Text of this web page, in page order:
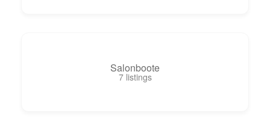
Salonboote
7 listings